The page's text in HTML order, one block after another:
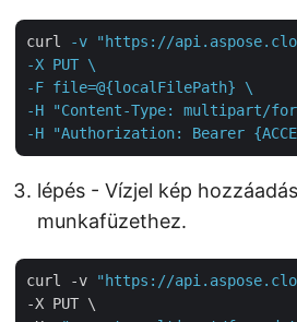
curl
-v "https://
-X PUT \
-F file=@{localFilePath} \
-H "Content-Type: multipart/
-H "Authorization: Bearer
lépés - Vízjel kép
munkafüzethez.
curl -v
"https://
-X PUT \